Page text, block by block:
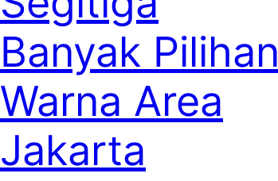
Banyak Pilihan
Warna Area
Jakarta